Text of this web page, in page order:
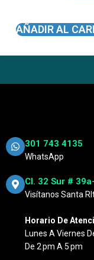
AÑADIR AL
301 743 4135
WhatsApp
Cl. 32 Sur #
Visítanos Santa
Horario De
Lunes A Viernes
De 2 Pm A 5 Pm